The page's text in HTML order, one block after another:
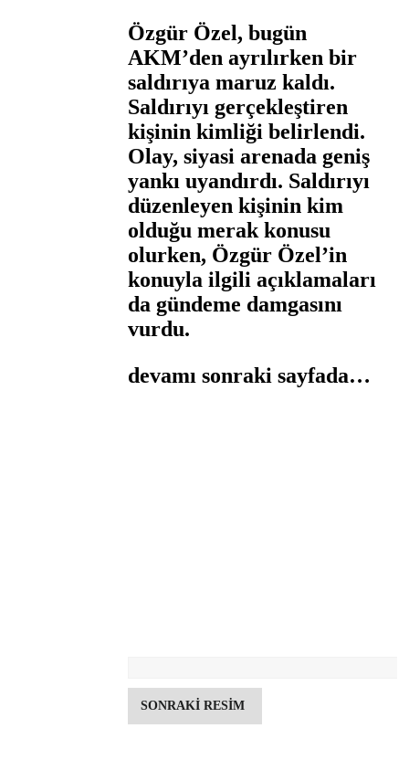
Özgür Özel, bugün
AKM’den ayrılırken bir
saldırıya maruz kaldı.
Saldırıyı gerçekleştiren
kişinin kimliği belirlendi.
Olay, siyasi arenada geniş
yankı uyandırdı. Saldırıyı
düzenleyen kişinin kim
olduğu merak konusu
olurken, Özgür Özel’in
konuyla ilgili açıklamaları
da gündeme damgasını
vurdu.
devamı sonraki sayfada…
SONRAKİ RESİM